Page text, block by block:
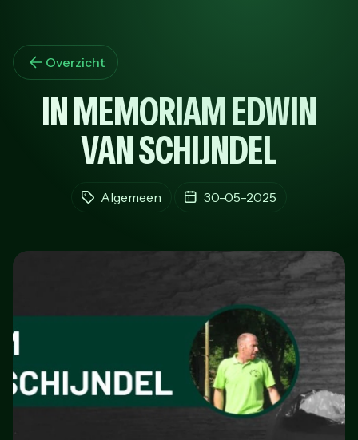
Overzicht
IN MEMORIAM EDWIN
VAN SCHIJNDEL
Algemeen 30-05-2025